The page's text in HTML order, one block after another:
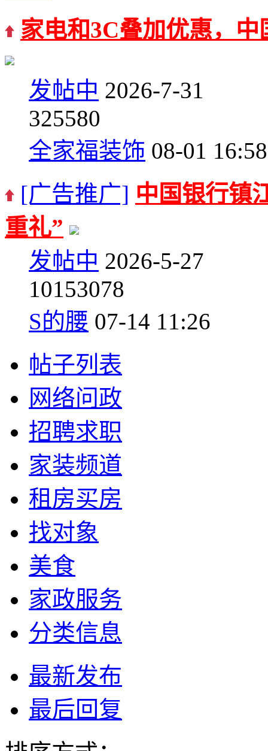
家电和3C叠加优惠，
发帖中 2026-7-31
325580
全家福装饰 08-01 16:58
[广告推广] 中国银行镇
重礼”
发帖中 2026-5-27
10153078
S的腰 07-14 11:26
帖子列表
网络问政
招聘求职
家装频道
租房买房
找对象
美食
家政服务
分类信息
最新发布
最后回复